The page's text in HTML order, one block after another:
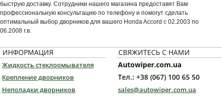
быструю доставку. Сотрудники нашего магазина предоставят Вам
профессиональную консультацию по телефону и помогут сделать
оптимальный выбор дворников для вашего Honda Accord с 02.2003 по
06.2008 г.в.
ИНФОРМАЦИЯ
Жидкость стеклоомывателя
Крепление дворников
Неполадки дворников
СВЯЖИТЕСЬ С НАМИ
Autowiper.com.ua
Тел.: +38 (067) 100 65 50
sales@autowiper.com.ua